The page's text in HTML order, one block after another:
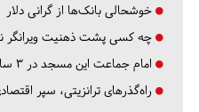
خوشحالی بانک‌ها از گرانی دلار
چه کسی پشت ذهنیت ویرانگر
امام جماعت این مسجد در ۳ سال، نمازگزاران را ۴ برابر کرد
راه‌گذرهای ترانزیتی، سپر